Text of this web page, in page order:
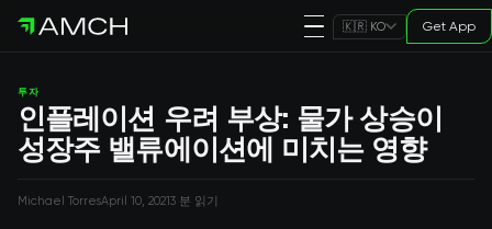
🇰🇷 KO Get App
투자
인플레이션 우려 부상: 물가 상승이
성장주 밸류에이션에 미치는 영향
Michael TorresApril 10, 20213 분 읽기